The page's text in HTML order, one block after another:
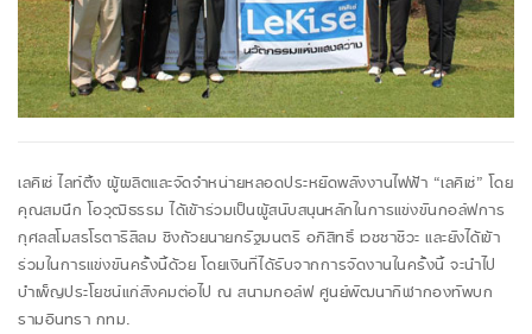
เลคิเซ่ ไลท์ติ้ง ผู้ผลิตและจัดจำหน่ายหลอดประหยัดพลังงานไฟฟ้า “เลคิเซ่” โดย
คุณสมนึก โอวุฒิธรรม ได้เข้าร่วมเป็นผู้สนับสนุนหลักในการแข่งขันกอล์ฟการ
กุศลสโมสรโรตารีสีลม ชิงถ้วยนายกรัฐมนตรี อภิสิทธิ์ เวชชาชีวะ และยังได้เข้า
ร่วมในการแข่งขันครั้งนี้ด้วย โดยเงินที่ได้รับจากการจัดงานในครั้งนี้ จะนำไป
บำเพ็ญประโยชน์แก่สังคมต่อไป ณ สนามกอล์ฟ ศูนย์พัฒนากีฬากองทัพบก
รามอินทรา กทม.